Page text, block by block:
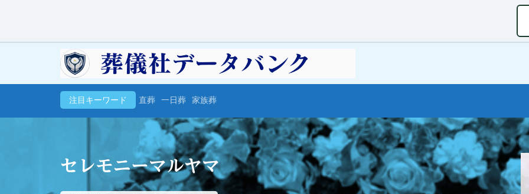
注目キーワード 直葬 一日葬 家族葬
セレモニーマルヤマ